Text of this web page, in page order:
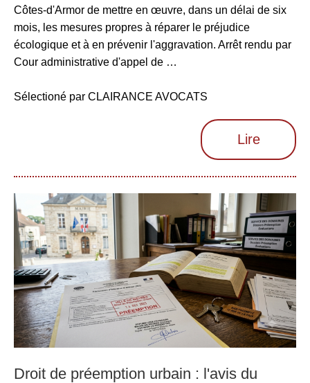
Côtes-d'Armor de mettre en œuvre, dans un délai de six
mois, les mesures propres à réparer le préjudice
écologique et à en prévenir l'aggravation. Arrêt rendu par
Cour administrative d'appel de …
Sélectioné par CLAIRANCE AVOCATS
Lire
Droit de préemption urbain : l'avis du